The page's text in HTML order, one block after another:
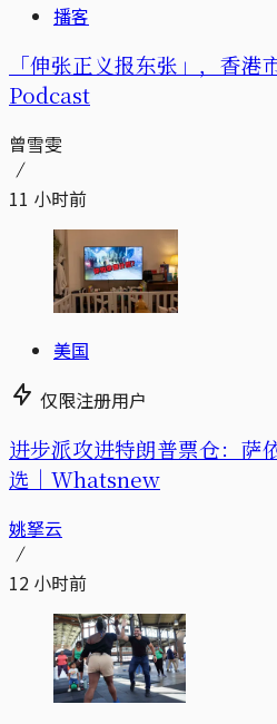
播客
「伸张正义报东张」，香港
Podcast
曾雪雯
11 小时前
美国
仅限注册用户
进步派攻进特朗普票仓：萨
选｜Whatsnew
姚拏云
12 小时前